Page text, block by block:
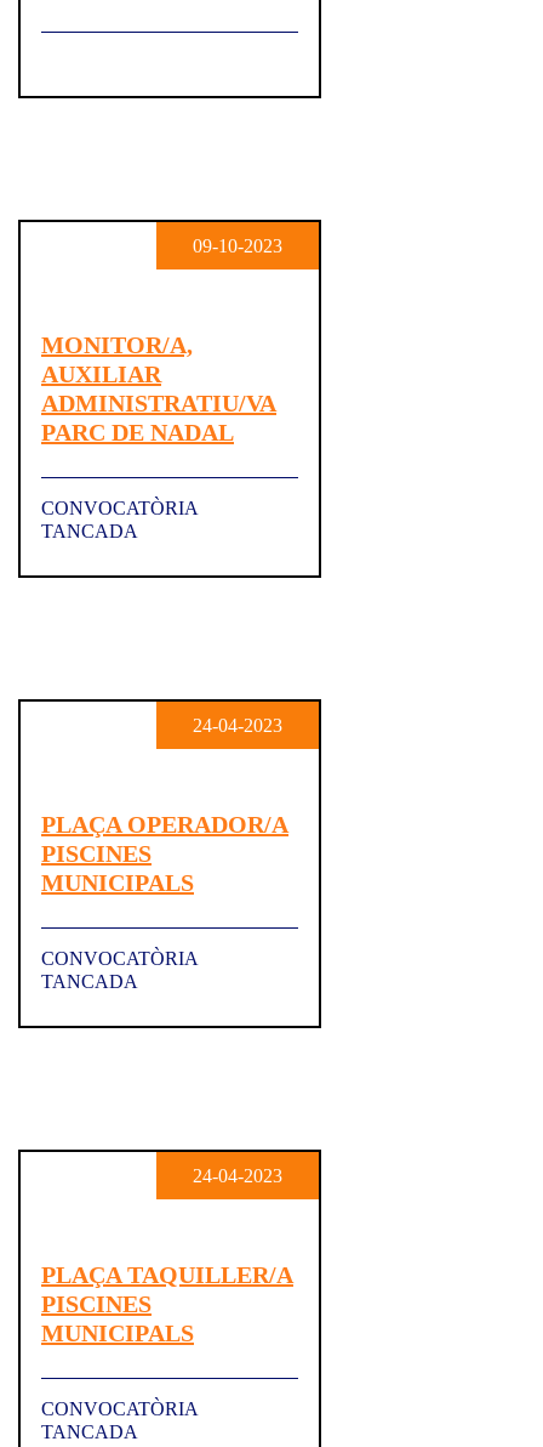
09-10-2023
MONITOR/A,
AUXILIAR
ADMINISTRATIU/VA
PARC DE NADAL
CONVOCATÒRIA
TANCADA
24-04-2023
PLAÇA OPERADOR/A
PISCINES
MUNICIPALS
CONVOCATÒRIA
TANCADA
24-04-2023
PLAÇA TAQUILLER/A
PISCINES
MUNICIPALS
CONVOCATÒRIA
TANCADA